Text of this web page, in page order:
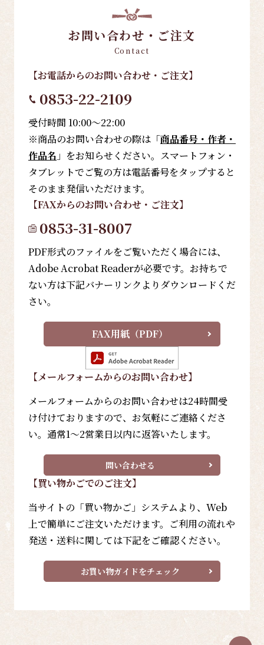
お問い合わせ・ご注文
Contact
【お電話からのお問い合わせ・ご注文】
0853-22-2109
受付時間 10:00～22:00
※商品のお問い合わせの際は「商品番号・作者・
作品名 」をお知らせください。スマートフォン・
タブレットでご覧の方は電話番号をタップすると
そのまま発信いただけます。
【FAXからのお問い合わせ・ご注文】
0853-31-8007
PDF形式のファイルをご覧いただく場合には、
Adobe Acrobat Readerが必要です。お持ちで
ない方は下記バナーリンクよりダウンロードくだ
さい。
FAX用紙（PDF）
【メールフォームからのお問い合わせ】
メールフォームからのお問い合わせは24時間受
け付けておりますので、お気軽にご連絡くださ
い。通常1～2営業日以内に返答いたします。
問い合わせる
【買い物かごでのご注文】
当サイトの「買い物かご」システムより、Web
上で簡単にご注文いただけます。ご利用の流れや
発送・送料に関しては下記をご確認ください。
お買い物ガイドをチェック